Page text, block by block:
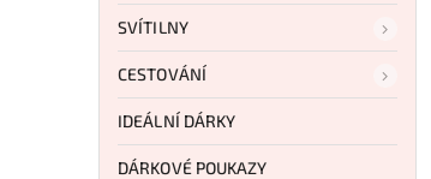
SVÍTILNY
CESTOVÁNÍ
IDEÁLNÍ DÁRKY
DÁRKOVÉ POUKAZY